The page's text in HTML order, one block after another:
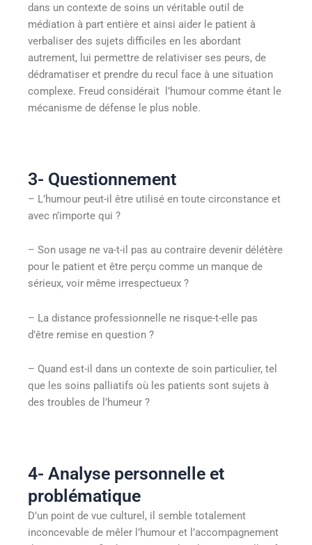
dans un contexte de soins un véritable outil de
médiation à part entière et ainsi aider le patient à
verbaliser des sujets difficiles en les abordant
autrement, lui permettre de relativiser ses peurs, de
dédramatiser et prendre du recul face à une situation
complexe. Freud considérait l’humour comme étant le
mécanisme de défense le plus noble.
3- Questionnement
– L’humour peut-il être utilisé en toute circonstance et
avec n’importe qui ?
– Son usage ne va-t-il pas au contraire devenir délétère
pour le patient et être perçu comme un manque de
sérieux, voir même irrespectueux ?
– La distance professionnelle ne risque-t-elle pas
d’être remise en question ?
– Quand est-il dans un contexte de soin particulier, tel
que les soins palliatifs où les patients sont sujets à
des troubles de l’humeur ?
4- Analyse personnelle et
problématique
D’un point de vue culturel, il semble totalement
inconcevable de mêler l’humour et l’accompagnement